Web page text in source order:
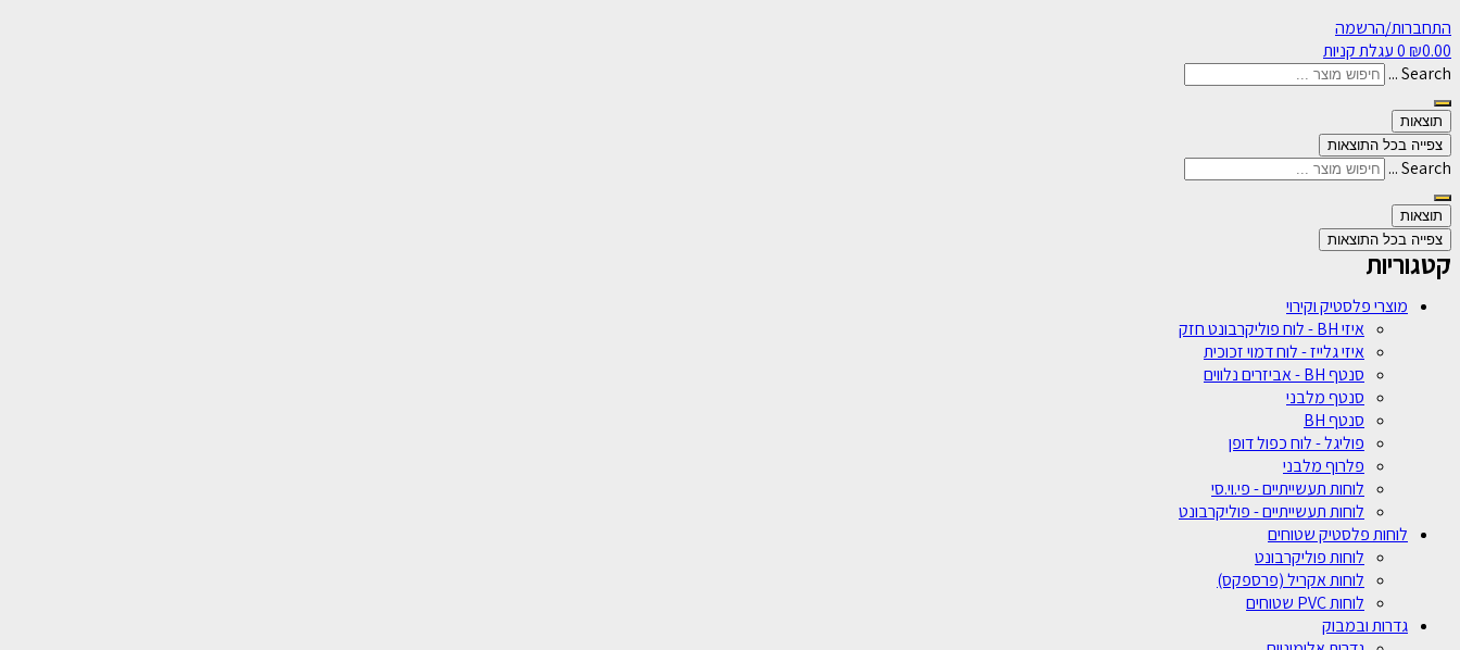
התחברות/הרשמה
₪0.00
0עגלת קניות
Search ...
תוצאות
צפייה בכל התוצאות
Search ...
תוצאות
צפייה בכל התוצאות
קטגוריות
מוצרי פלסטיק וקירוי
איזי BH - לוח פוליקרבונט חזק
איזי גלייז - לוח דמוי זכוכית
סנטף BH - אביזרים נלווים
סנטף מלבני
סנטף BH
פוליגל - לוח כפול דופן
פלרוף מלבני
לוחות תעשייתיים - פי.וי.סי
לוחות תעשייתיים - פוליקרבונט
לוחות פלסטיק שטוחים
לוחות פוליקרבונט
לוחות אקריל (פרספקס)
לוחות PVC שטוחים
גדרות ובמבוק